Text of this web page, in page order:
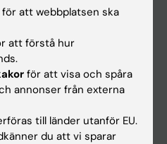
för att webbplatsen ska
att förstå hur
för att visa och spåra
annonser från externa
till länder utanför EU.
du att vi sparar